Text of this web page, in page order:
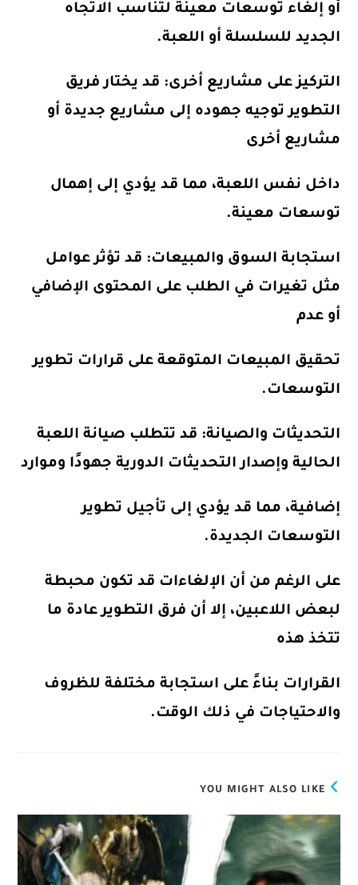
أو إلغاء توسعات معينة لتناسب الاتجاه
الجديد للسلسلة أو اللعبة.
التركيز على مشاريع أخرى: قد يختار فريق
التطوير توجيه جهوده إلى مشاريع جديدة أو
مشاريع أخرى
داخل نفس اللعبة، مما قد يؤدي إلى إهمال
توسعات معينة.
استجابة السوق والمبيعات: قد تؤثر عوامل
مثل تغيرات في الطلب على المحتوى الإضافي
أو عدم
تحقيق المبيعات المتوقعة على قرارات تطوير
التوسعات.
التحديثات والصيانة: قد تتطلب صيانة اللعبة
الحالية وإصدار التحديثات الدورية جهودًا وموارد
إضافية، مما قد يؤدي إلى تأجيل تطوير
التوسعات الجديدة.
على الرغم من أن الإلغاءات قد تكون محبطة
لبعض اللاعبين، إلا أن فرق التطوير عادة ما
تتخذ هذه
القرارات بناءً على استجابة مختلفة للظروف
والاحتياجات في ذلك الوقت.
YOU MIGHT ALSO LIKE